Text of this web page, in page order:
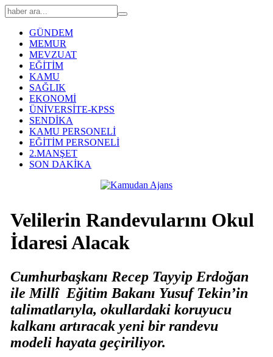
GÜNDEM
MEMUR
MEVZUAT
EĞİTİM
KAMU
SAĞLIK
EKONOMİ
ÜNİVERSİTE-KPSS
SENDİKA
KAMU PERSONELİ
EĞİTİM PERSONELİ
2.MANŞET
SON DAKİKA
Velilerin Randevularını Okul
İdaresi Alacak
Cumhurbaşkanı Recep Tayyip Erdoğan
ile Millî Eğitim Bakanı Yusuf Tekin’in
talimatlarıyla, okullardaki koruyucu
kalkanı artıracak yeni bir randevu
modeli hayata geçiriliyor.